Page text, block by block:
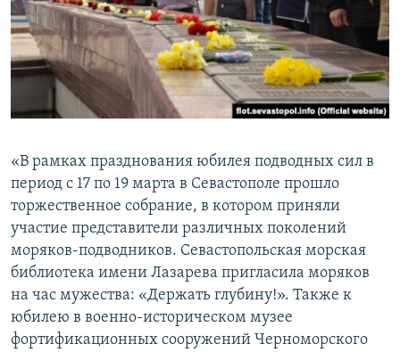
​«В рамках празднования юбилея подводных сил в
период с 17 по 19 марта в Севастополе прошло
торжественное собрание, в котором приняли
участие представители различных поколений
моряков-подводников. Севастопольская морская
библиотека имени Лазарева пригласила моряков
на час мужества: «Держать глубину!». Также к
юбилею в военно-историческом музее
фортификационных сооружений Черноморского